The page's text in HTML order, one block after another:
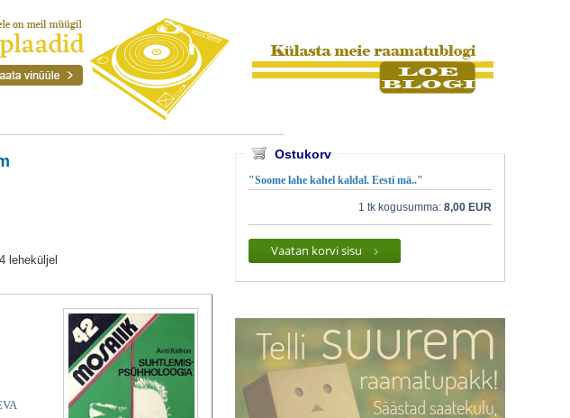
Ostukorv
"Soome lahe kahel kaldal. Eesti mä.."
1 tk kogusumma: 8,00 EUR
Vaatan korvi sisu
leheküljel